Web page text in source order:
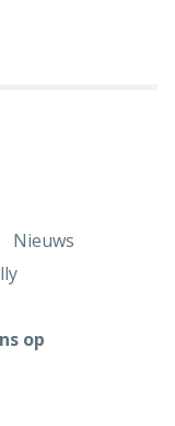
Nieuws
op